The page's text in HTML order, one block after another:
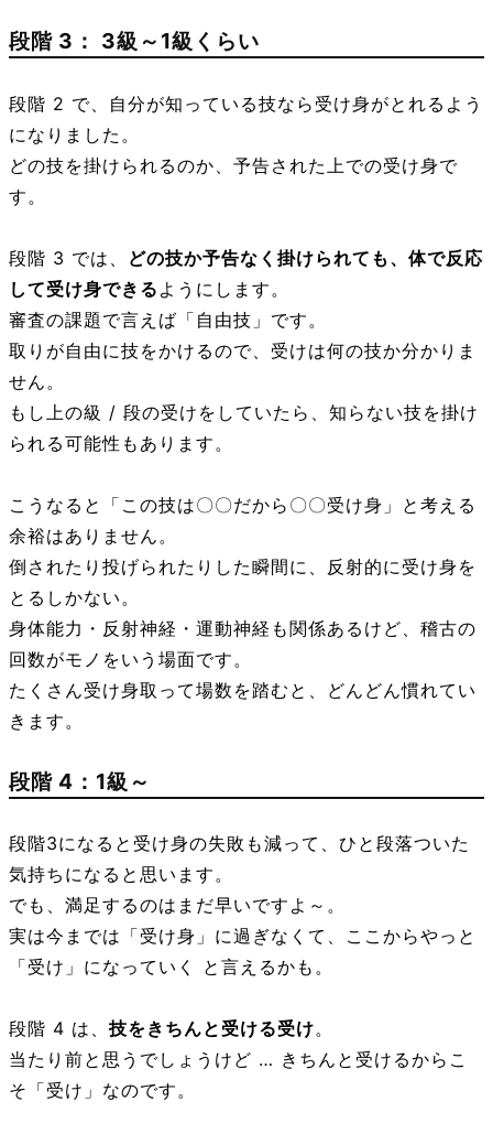
段階 3： 3級～1級くらい
段階 2 で、自分が知っている技なら受け身がとれるよう
になりました。
どの技を掛けられるのか、予告された上での受け身で
す。
段階 3 では、 どの技か予告なく掛けられても、体で反応
して受け身できる ようにします。
審査の課題で言えば「自由技」です。
取りが自由に技をかけるので、受けは何の技か分かりま
せん。
もし上の級 / 段の受けをしていたら、知らない技を掛け
られる可能性もあります。
こうなると「この技は〇〇だから〇〇受け身」と考える
余裕はありません。
倒されたり投げられたりした瞬間に、反射的に受け身を
とるしかない。
身体能力・反射神経・運動神経も関係あるけど、稽古の
回数がモノをいう場面です。
たくさん受け身取って場数を踏むと、どんどん慣れてい
きます。
段階 4： 1級～
段階3になると受け身の失敗も減って、ひと段落ついた
気持ちになると思います。
でも、満足するのはまだ早いですよ～。
実は今までは「受け身」に過ぎなくて、ここからやっと
「受け」になっていく と言えるかも。
段階 4 は、 技をきちんと受ける受け。
当たり前と思うでしょうけど … きちんと受けるからこ
そ「受け」なのです。